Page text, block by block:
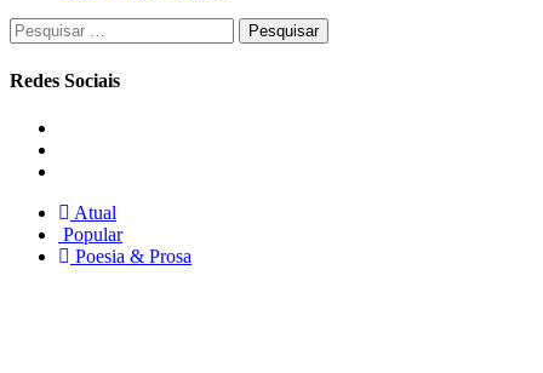
Pesquisar
por:
Redes Sociais
Atual
Popular
Poesia & Prosa